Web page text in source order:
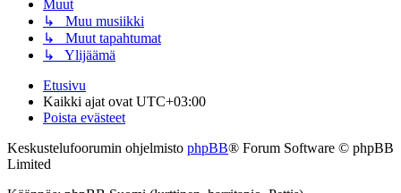
Muut
↳ Muu musiikki
↳ Muut tapahtumat
↳ Ylijäämä
Etusivu
Kaikki ajat ovat UTC+03:00
Poista evästeet
Keskustelufoorumin ohjelmisto phpBB® Forum Software © phpBB
Limited